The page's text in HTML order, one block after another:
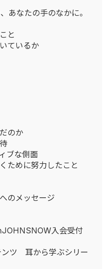
あなたの手のなかに。
と
ているか
のか
ブな側面
ために努力したこと
のメッセージ
JOHNSNOW入会受付
ンツ 耳から学ぶシリー